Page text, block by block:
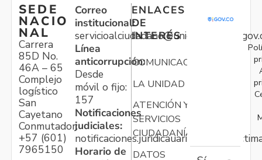
SEDE
NACIO
NAL
Carrera
85D No.
46A – 65
Complejo
logístico
San
Cayetano
Conmutador:
+57 (601)
7965150
Correo
institucional:
Línea
anticorrupción:
Desde
móvil o fijo:
157
Notificaciones
judiciales:
Horario de
ENLACES
DE
INTERÉS
COMUNICACIONES
LA UNIDAD
ATENCIÓN Y
SERVICIOS
CIUDADANÍA
DATOS